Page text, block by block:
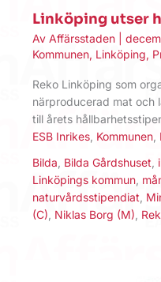
Linköping utser
Av Affärsstaden
Kommunen, Linköping,
Reko Linköping som
närproducerad mat och
till årets
ESB Inrikes Kommunen
Bilda Bilda Gårdshuset
Linköpings kommun
naturvårdsstipendiat
(C) Niklas Borg (M)